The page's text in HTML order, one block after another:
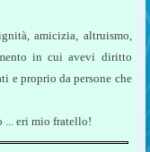
amicizia, altruismo,
in cui avevi diritto
e proprio da persone che
... eri mio fratello!